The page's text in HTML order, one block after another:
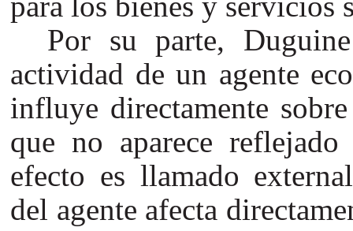
Por su parte,
actividad de un agente
influye directamente
que no aparece
efecto es llamado
del agente afecta